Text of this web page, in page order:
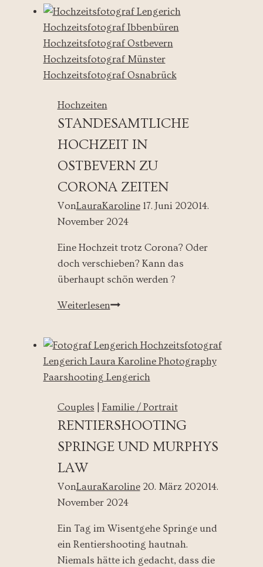
-
Hochzeit
auf
Gut
Ringelsbruch
Hochzeiten
STANDESAMTLICHE
HOCHZEIT IN
OSTBEVERN ZU
CORONA ZEITEN
VonLauraKaroline 17. Juni 202014.
November 2024
Eine Hochzeit trotz Corona? Oder
doch verschieben? Kann das
überhaupt schön werden ?
WeiterlesenStandesamtliche
Ostbevern
zu
Corona
Couples Familie / Portrait
RENTIERSHOOTING
SPRINGE UND MURPHYS
LAW
VonLauraKaroline 20. März 202014.
November 2024
Ein Tag im Wisentgehe Springe und
ein Rentiershooting hautnah.
Niemals hätte ich gedacht, dass die